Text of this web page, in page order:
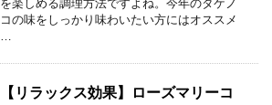
を楽しめる調理方法ですよね。今年のタケノ
コの味をしっかり味わいたい方にはオススメ
…
【リラックス効果】ローズマリーコ